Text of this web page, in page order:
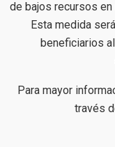
de bajos recursos
Esta medida
beneficiarios
Para mayor
través